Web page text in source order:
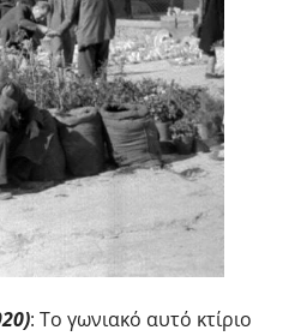
: Το γωνιακό αυτό κτίριο